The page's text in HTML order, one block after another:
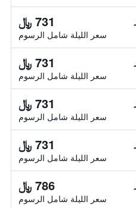
731 ﷼
سعر الليلة شامل الرسوم
731 ﷼
سعر الليلة شامل الرسوم
731 ﷼
سعر الليلة شامل الرسوم
731 ﷼
سعر الليلة شامل الرسوم
786 ﷼
سعر الليلة شامل الرسوم